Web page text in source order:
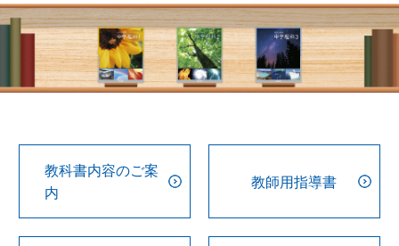
教科書内容のご案
内
教師用指導書